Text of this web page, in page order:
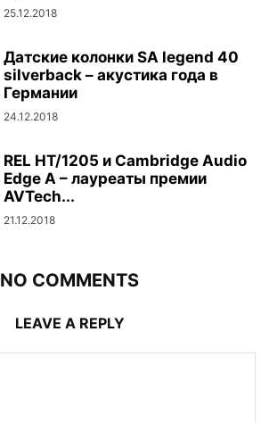
25.12.2018
Датские колонки SA legend 40
silverback – акустика года в
Германии
24.12.2018
REL HT/1205 и Cambridge Audio
Edge A – лауреаты премии
AVTech...
21.12.2018
NO COMMENTS
LEAVE A REPLY